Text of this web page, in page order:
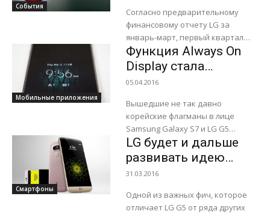
События
Согласно предварительному
финансовому отчету LG за
январь-март, первый квартал
2016 года стал для корейской
компании самым успешным за
последние несколько лет.
Операционная прибыль
составит...
Мобильные приложения
Функция Always On
Display стала
доступна всем
аппаратов
05.04.2016
Вышедшие не так давно
корейские флагманы в лице
Samsung Galaxy S7 и LG G5
обладают рядом ключевых
особенностей, одна из которых
доступна как владельцам...
Смартфоны
LG будет и дальше
развивать идею
модульных
31.03.2016
Одной из важных фич, которое
отличает LG G5 от ряда других